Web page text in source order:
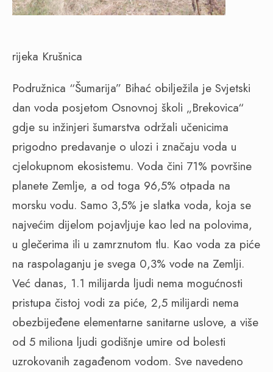
rijeka Krušnica
Podružnica “Šumarija” Bihać obilježila je Svjetski
dan voda posjetom Osnovnoj školi „Brekovica“
gdje su inžinjeri šumarstva održali učenicima
prigodno predavanje o ulozi i značaju voda u
cjelokupnom ekosistemu. Voda čini 71% površine
planete Zemlje, a od toga 96,5% otpada na
morsku vodu. Samo 3,5% je slatka voda, koja se
najvećim dijelom pojavljuje kao led na polovima,
u glečerima ili u zamrznutom tlu. Kao voda za piće
na raspolaganju je svega 0,3% vode na Zemlji.
Već danas, 1.1 milijarda ljudi nema mogućnosti
pristupa čistoj vodi za piće, 2,5 milijardi nema
obezbijeđene elementarne sanitarne uslove, a više
od 5 miliona ljudi godišnje umire od bolesti
uzrokovanih zagađenom vodom. Sve navedeno